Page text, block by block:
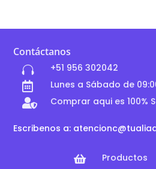
Contáctanos
 +51 956 302042
 Lunes a Sábado de
 Comprar aqui es 100%
Escribenos a:
 Productos